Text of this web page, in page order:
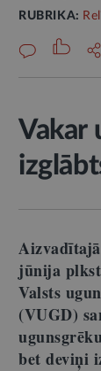
RUBRIKA:
Vakar
jūnija
Valsts
(VUGD)
bet deviņi